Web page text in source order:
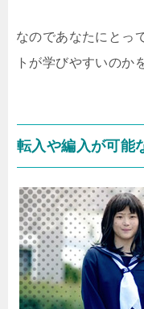
なのであなたにとっ
トが学びやすいのか
転入や編入が可能